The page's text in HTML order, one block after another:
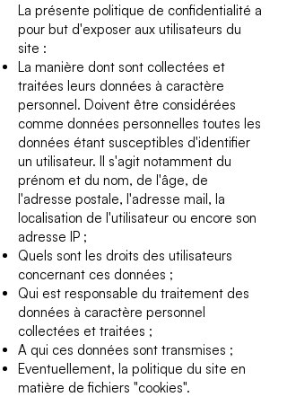
La présente politique de confidentialité a
pour but d'exposer aux utilisateurs du
site :
La manière dont sont collectées et
traitées leurs données à caractère
personnel. Doivent être considérées
comme données personnelles toutes les
données étant susceptibles d'identifier
un utilisateur. Il s'agit notamment du
prénom et du nom, de l'âge, de
l'adresse postale, l'adresse mail, la
localisation de l'utilisateur ou encore son
adresse IP ;
Quels sont les droits des utilisateurs
concernant ces données ;
Qui est responsable du traitement des
données à caractère personnel
collectées et traitées ;
A qui ces données sont transmises ;
Eventuellement, la politique du site en
matière de fichiers "cookies".